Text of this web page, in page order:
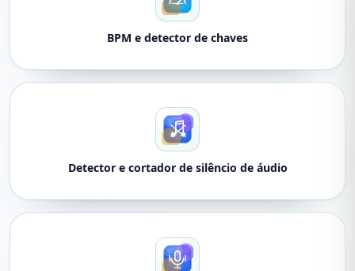
BPM e detector de chaves
Detector e cortador de silêncio de áudio